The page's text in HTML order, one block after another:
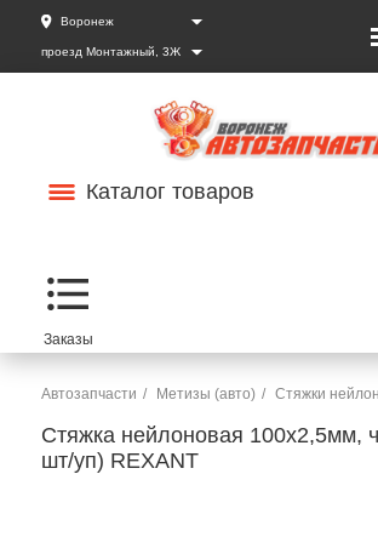
Воронеж
проезд Монтажный, 3Ж
Каталог товаров
Автозапчасти Метизы (авто) Стяжки нейлон
Стяжка нейлоновая 100x2,5мм,
шт/уп) REXANT